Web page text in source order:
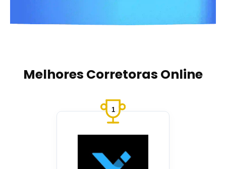
Melhores Corretoras Online
1